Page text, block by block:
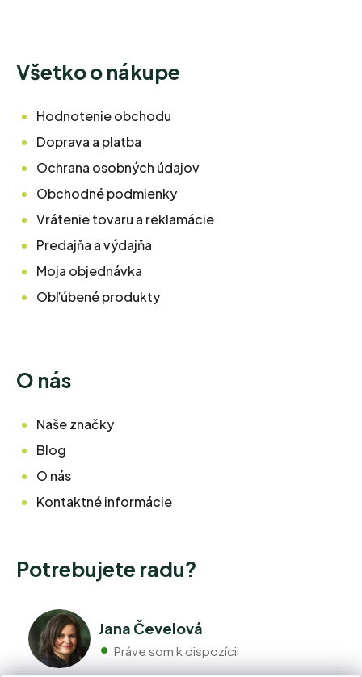
Všetko o nákupe
Hodnotenie obchodu
Doprava a platba
Ochrana osobných údajov
Obchodné podmienky
Vrátenie tovaru a reklamácie
Predajňa a výdajňa
Moja objednávka
Obľúbené produkty
O nás
Naše značky
Blog
O nás
Kontaktné informácie
Potrebujete radu?
Jana Čevelová
Práve som k dispozícii